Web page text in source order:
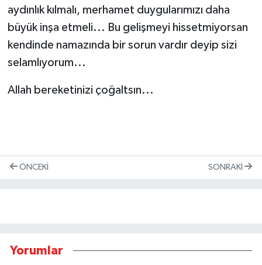
aydınlık kılmalı, merhamet duygularımızı daha
büyük inşa etmeli... Bu gelişmeyi hissetmiyorsan
kendinde namazında bir sorun vardır deyip sizi
selamlıyorum...
Allah bereketinizi çoğaltsın...
ÖNCEKI SONRAKI
Yorumlar